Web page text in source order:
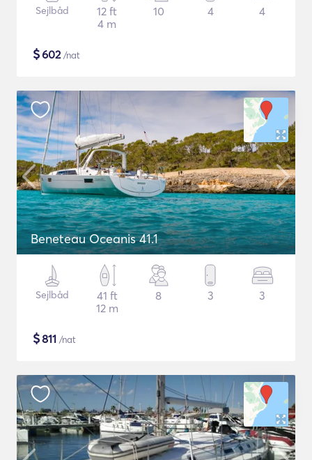
Sejlbåd
12 ft
4 m
10 4 4
$602/nat
Beneteau Oceanis 41.1
Sejlbåd
41 ft
12 m
8 3 3
$811 /nat